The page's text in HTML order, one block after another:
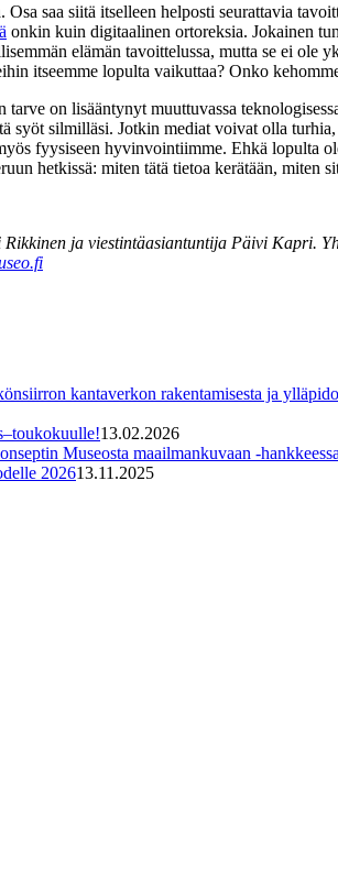
saa siitä itselleen helposti seurattavia
onkin kuin digitaalinen ortoreksia. Jokainen
elämän tavoittelussa, mutta se ei
itseemme lopulta vaikuttaa? Onko
on lisääntynyt muuttuvassa
syöt silmilläsi. Jotkin mediat voivat olla
fyysiseen hyvinvointiimme. Ehkä lopulta
hetkissä: miten tätä tietoa kerätään, miten
ja viestintäasiantuntija Päivi Kapri.
kantaverkon rakentamisesta ja
13.02.2026
Museosta maailmankuvaan -hankkeessa
202613.11.2025